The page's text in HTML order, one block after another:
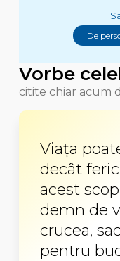
De
Vorbe
citite chiar acum
Viaţa
decât
acest
demn de
crucea,
pentru